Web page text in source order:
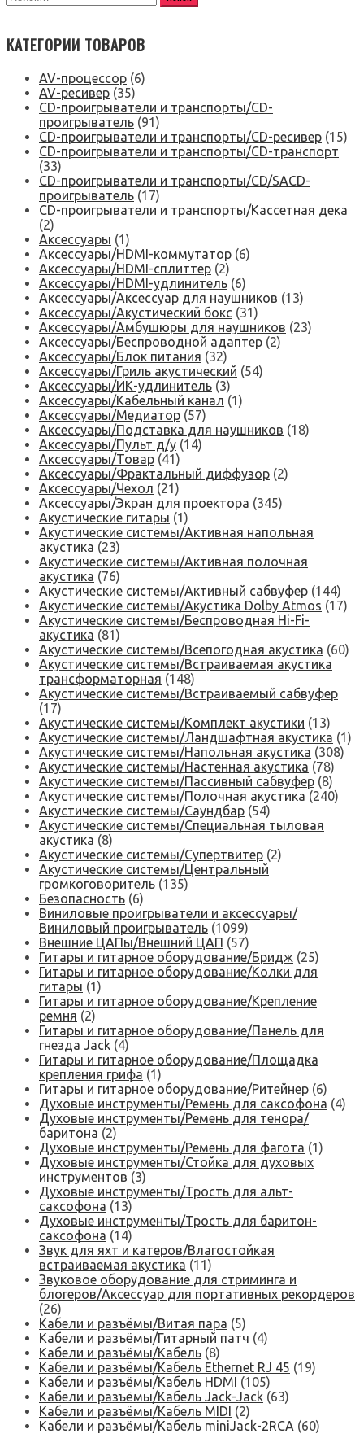
КАТЕГОРИИ ТОВАРОВ
AV-процессор (6)
AV-ресивер (35)
CD-проигрыватели и транспорты/CD-
проигрыватель (91)
CD-проигрыватели и транспорты/CD-ресивер (15)
CD-проигрыватели и транспорты/CD-транспорт
(33)
CD-проигрыватели и транспорты/CD/SACD-
проигрыватель (17)
CD-проигрыватели и транспорты/Кассетная дека
(2)
Аксессуары (1)
Аксессуары/HDMI-коммутатор (6)
Аксессуары/HDMI-сплиттер (2)
Аксессуары/HDMI-удлинитель (6)
Аксессуары/Аксессуар для наушников (13)
Аксессуары/Акустический бокс (31)
Аксессуары/Амбушюры для наушников (23)
Аксессуары/Беспроводной адаптер (2)
Аксессуары/Блок питания (32)
Аксессуары/Гриль акустический (54)
Аксессуары/ИК-удлинитель (3)
Аксессуары/Кабельный канал (1)
Аксессуары/Медиатор (57)
Аксессуары/Подставка для наушников (18)
Аксессуары/Пульт д/у (14)
Аксессуары/Товар (41)
Аксессуары/Фрактальный диффузор (2)
Аксессуары/Чехол (21)
Аксессуары/Экран для проектора (345)
Акустические гитары (1)
Акустические системы/Активная напольная
акустика (23)
Акустические системы/Активная полочная
акустика (76)
Акустические системы/Активный сабвуфер (144)
Акустические системы/Акустика Dolby Atmos (17)
Акустические системы/Беспроводная Hi-Fi-
акустика (81)
Акустические системы/Всепогодная акустика (60)
Акустические системы/Встраиваемая акустика
трансформаторная (148)
Акустические системы/Встраиваемый сабвуфер
(17)
Акустические системы/Комплект акустики (13)
Акустические системы/Ландшафтная акустика (1)
Акустические системы/Напольная акустика (308)
Акустические системы/Настенная акустика (78)
Акустические системы/Пассивный сабвуфер (8)
Акустические системы/Полочная акустика (240)
Акустические системы/Саундбар (54)
Акустические системы/Специальная тыловая
акустика (8)
Акустические системы/Супертвитер (2)
Акустические системы/Центральный
громкоговоритель (135)
Безопасность (6)
Виниловые проигрыватели и аксессуары/
Виниловый проигрыватель (1099)
Внешние ЦАПы/Внешний ЦАП (57)
Гитары и гитарное оборудование/Бридж (25)
Гитары и гитарное оборудование/Колки для
гитары (1)
Гитары и гитарное оборудование/Крепление
ремня (2)
Гитары и гитарное оборудование/Панель для
гнезда Jack (4)
Гитары и гитарное оборудование/Площадка
крепления грифа (1)
Гитары и гитарное оборудование/Ритейнер (6)
Духовые инструменты/Ремень для саксофона (4)
Духовые инструменты/Ремень для тенора/
баритона (2)
Духовые инструменты/Ремень для фагота (1)
Духовые инструменты/Стойка для духовых
инструментов (3)
Духовые инструменты/Трость для альт-
саксофона (13)
Духовые инструменты/Трость для баритон-
саксофона (14)
Звук для яхт и катеров/Влагостойкая
встраиваемая акустика (11)
Звуковое оборудование для стриминга и
блогеров/Аксессуар для портативных рекордеров
(26)
Кабели и разъёмы/Витая пара (5)
Кабели и разъёмы/Гитарный патч (4)
Кабели и разъёмы/Кабель (8)
Кабели и разъёмы/Кабель Ethernet RJ 45 (19)
Кабели и разъёмы/Кабель HDMI (105)
Кабели и разъёмы/Кабель Jack-Jack (63)
Кабели и разъёмы/Кабель MIDI (2)
Кабели и разъёмы/Кабель miniJack-2RCA (60)